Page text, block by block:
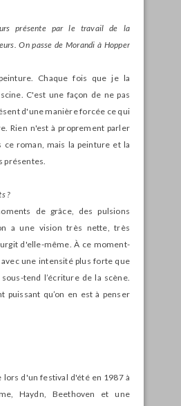
présente par le travail de la
On passe de Morandi à Hopper
Chaque fois que je la
C'est une façon de ne pas
d'une manière forcée ce qui
Rien n'est à proprement parler
ce roman, mais la peinture et la
présentes.
?
de grâce, des pulsions
a une vision très nette, très
d'elle-même. À ce moment-
une intensité plus forte que
tend l’écriture de la scène.
puissant qu’on en est à penser
lors d'un festival d'été en 1987 à
Haydn, Beethoven et une